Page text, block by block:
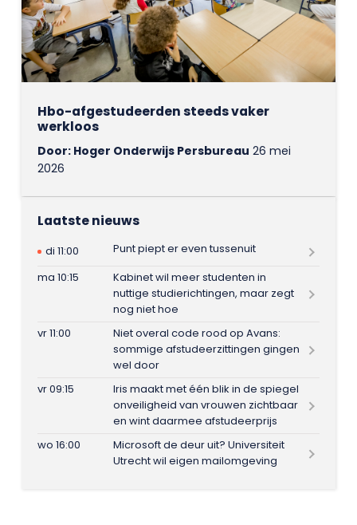
Hbo-afgestudeerden steeds vaker
werkloos
Door: Hoger Onderwijs Persbureau 26 mei
2026
Laatste nieuws
di 11:00
Punt piept er even tussenuit
ma 10:15
Kabinet wil meer studenten in
nuttige studierichtingen, maar zegt
nog niet hoe
vr 11:00
Niet overal code rood op Avans:
sommige afstudeerzittingen gingen
wel door
vr 09:15
Iris maakt met één blik in de spiegel
onveiligheid van vrouwen zichtbaar
en wint daarmee afstudeerprijs
wo 16:00
Microsoft de deur uit? Universiteit
Utrecht wil eigen mailomgeving